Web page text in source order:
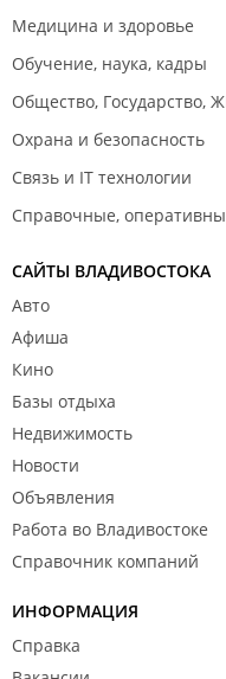
Медицина и здоровье
Обучение, наука, кадры
Общество, Государство,
Охрана и безопасность
Связь и IT технологии
Справочные,
САЙТЫ ВЛАДИВОСТОКА
Авто
Афиша
Кино
Базы отдыха
Недвижимость
Новости
Объявления
Работа во Владивостоке
Справочник компаний
ИНФОРМАЦИЯ
Справка